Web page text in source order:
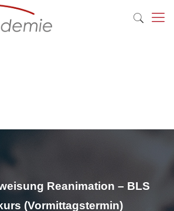
Reanimation – BLS
(Vormittagstermin)